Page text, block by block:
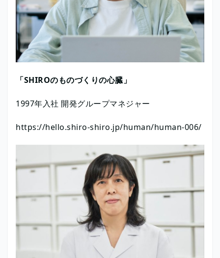
「SHIROのものづくりの心臓」
1997年入社 開発グループマネジャー
https://hello.shiro-shiro.jp/human/human-006/